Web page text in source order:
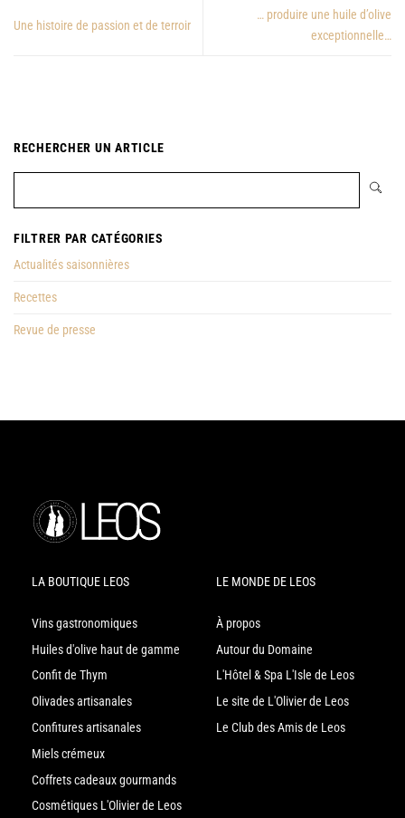
Une histoire de passion et de terroir
… produire une huile d’olive
exceptionnelle…
RECHERCHER UN ARTICLE
FILTRER PAR CATÉGORIES
Actualités saisonnières
Recettes
Revue de presse
LA BOUTIQUE LEOS
Vins gastronomiques
Huiles d'olive haut de gamme
Confit de Thym
Olivades artisanales
Confitures artisanales
Miels crémeux
Coffrets cadeaux gourmands
Cosmétiques L'Olivier de Leos
LE MONDE DE LEOS
À propos
Autour du Domaine
L'Hôtel & Spa L'Isle de Leos
Le site de L'Olivier de Leos
Le Club des Amis de Leos